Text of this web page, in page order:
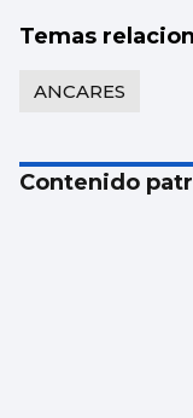
Temas
ANCARES
Contenido